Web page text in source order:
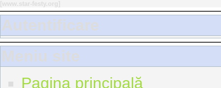
Autentificare
Meniu site
Pagina principală